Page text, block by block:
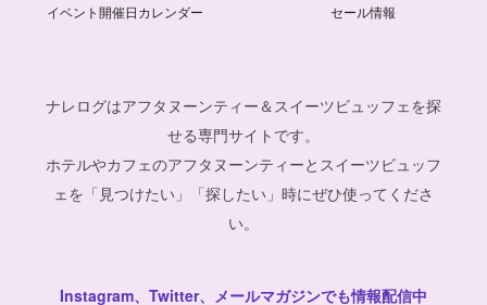
イベント開催日カレンダー セール情報
ナレログはアフタヌーンティー＆スイーツビュッフェを探
せる専門サイトです。
ホテルやカフェのアフタヌーンティーとスイーツビュッフ
ェを「見つけたい」「探したい」時にぜひ使ってくださ
い。
Instagram、Twitter、メールマガジンでも情報配信中